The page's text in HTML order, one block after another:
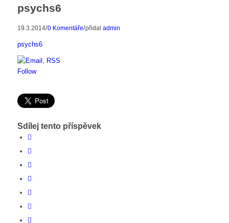
psychs6
19.3.2014/0 Komentáře/přidal admin
psychs6
Follow
Sdílej tento příspěvek